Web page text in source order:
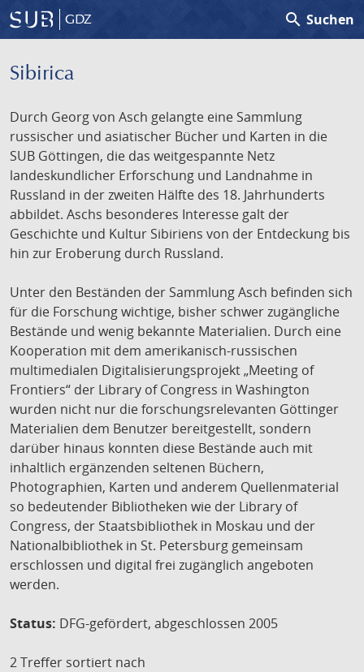
GDZ search Suchen
Sibirica
Durch Georg von Asch gelangte eine Sammlung
russischer und asiatischer Bücher und Karten in die
SUB Göttingen, die das weitgespannte Netz
landeskundlicher Erforschung und Landnahme in
Russland in der zweiten Hälfte des 18. Jahrhunderts
abbildet. Aschs besonderes Interesse galt der
Geschichte und Kultur Sibiriens von der Entdeckung bis
hin zur Eroberung durch Russland.
Unter den Beständen der Sammlung Asch befinden sich
für die Forschung wichtige, bisher schwer zugängliche
Bestände und wenig bekannte Materialien. Durch eine
Kooperation mit dem amerikanisch-russischen
multimedialen Digitalisierungsprojekt „Meeting of
Frontiers“ der Library of Congress in Washington
wurden nicht nur die forschungsrelevanten Göttinger
Materialien dem Benutzer bereitgestellt, sondern
darüber hinaus konnten diese Bestände auch mit
inhaltlich ergänzenden seltenen Büchern,
Photographien, Karten und anderem Quellenmaterial
so bedeutender Bibliotheken wie der Library of
Congress, der Staatsbibliothek in Moskau und der
Nationalbibliothek in St. Petersburg gemeinsam
erschlossen und digital frei zugänglich angeboten
werden.
Status: DFG-gefördert, abgeschlossen 2005
2 Treffer sortiert nach